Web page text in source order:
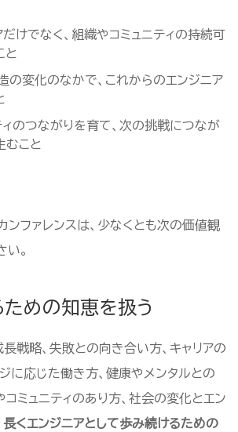
けでなく、組織やコミュニティの持続可
と
の変化のなかで、これからのエンジニア
ィのつながりを育て、次の挑戦につなが
むこと
ンファレンスは、少なくとも次の価値観
。
ための知恵を扱う
戦略、失敗との向き合い方、キャリアの
に応じた働き方、健康やメンタルとの
ミュニティのあり方、社会の変化とエン
長くエンジニアとして歩み続けるための